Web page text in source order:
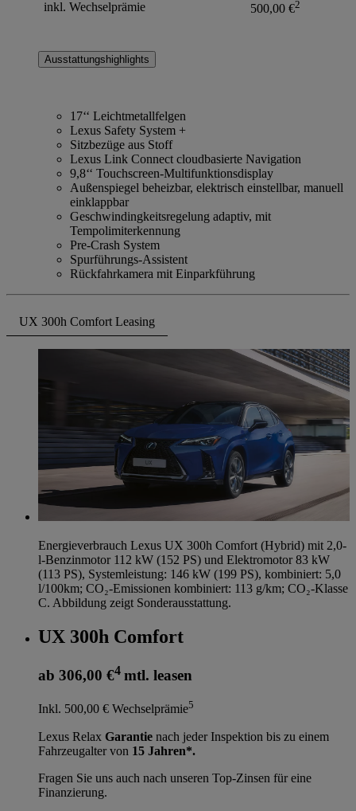
inkl. Wechselprämie 500,00 €2
Ausstattungshighlights
17‘‘ Leichtmetallfelgen
Lexus Safety System +
Sitzbezüge aus Stoff
Lexus Link Connect cloudbasierte Navigation
9,8‘‘ Touchscreen-Multifunktionsdisplay
Außenspiegel beheizbar, elektrisch einstellbar, manuell
einklappbar
Geschwindingkeitsregelung adaptiv, mit
Tempolimiterkennung
Pre-Crash System
Spurführungs-Assistent
Rückfahrkamera mit Einparkführung
UX 300h Comfort Leasing
Energieverbrauch Lexus UX 300h Comfort (Hybrid) mit 2,0-
l-Benzinmotor 112 kW (152 PS) und Elektromotor 83 kW
(113 PS), Systemleistung: 146 kW (199 PS), kombiniert: 5,0
l/100km; CO₂-Emissionen kombiniert: 113 g/km; CO₂-Klasse
C. Abbildung zeigt Sonderausstattung.
UX 300h Comfort
ab 306,00 €4 mtl. leasen
Inkl. 500,00 € Wechselprämie5
Lexus Relax Garantie nach jeder Inspektion bis zu einem
Fahrzeugalter von 15 Jahren*.
Fragen Sie uns auch nach unseren Top-Zinsen für eine
Finanzierung.